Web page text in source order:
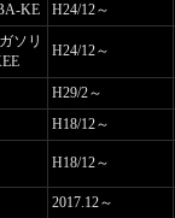
KE H24/12～
ソリ
H24/12～
H29/2～
H18/12～
H18/12～
2017.12～